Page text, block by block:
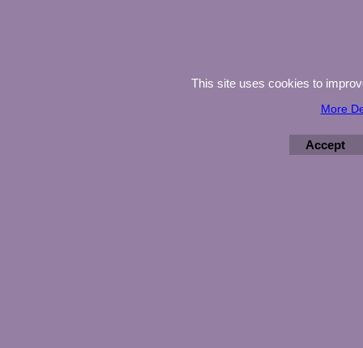
This site uses cookies to
More
Accept